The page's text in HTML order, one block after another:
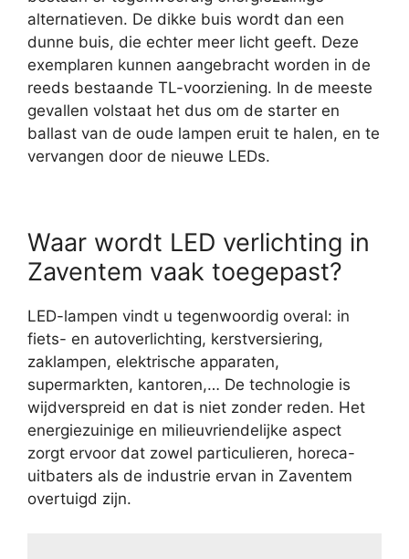
alternatieven. De dikke buis wordt dan een
dunne buis, die echter meer licht geeft. Deze
exemplaren kunnen aangebracht worden in de
reeds bestaande TL-voorziening. In de meeste
gevallen volstaat het dus om de starter en
ballast van de oude lampen eruit te halen, en te
vervangen door de nieuwe LEDs.
Waar wordt LED verlichting in
Zaventem vaak toegepast?
LED-lampen vindt u tegenwoordig overal: in
fiets- en autoverlichting, kerstversiering,
zaklampen, elektrische apparaten,
supermarkten, kantoren,… De technologie is
wijdverspreid en dat is niet zonder reden. Het
energiezuinige en milieuvriendelijke aspect
zorgt ervoor dat zowel particulieren, horeca-
uitbaters als de industrie ervan in Zaventem
overtuigd zijn.